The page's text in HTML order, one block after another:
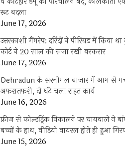
रूट बदला
June 17, 2026
उत्तरकाशी गैंगरेप: दरिंदों ने पीरियड में किया था
कोर्ट ने 20 साल की सजा रखी बरकरार
June 17, 2026
Dehradun के सरनीमल बाजार में आग से
अफरातफरी, दो घंटे चला राहत कार्य
June 16, 2026
फ्रीज से कोल्डड्रिंक निकालने पर चायवाले ने
बच्चों के हाथ, वीडियो वायरल होते ही हुआ
June 15, 2026